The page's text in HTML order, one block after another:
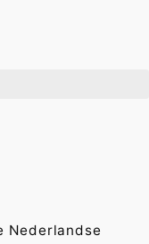
Nederlandse